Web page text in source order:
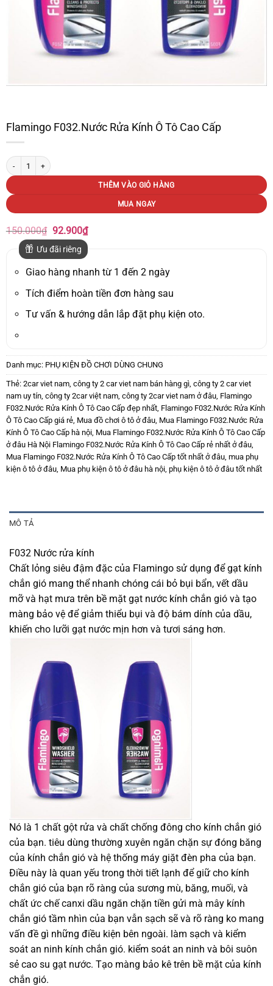
Flamingo F032.Nước Rửa Kính Ô Tô Cao Cấp
Flamingo F032.Nước Rửa Kính Ô Tô Cao Cấp số lượng
THÊM VÀO GIỎ HÀNG
MUA NGAY
150.000₫ Giá
gốc
là:
150.000₫.
92.900₫Giá
tại
92.900₫.
Ưu đãi riêng
Giao hàng nhanh từ 1 đến 2 ngày
Tích điểm hoàn tiền đơn hàng sau
Tư vấn & hướng dẫn lắp đặt phụ kiện oto.
Danh mục: PHỤ KIỆN ĐỒ CHƠI DÙNG CHUNG
Thẻ: 2car viet nam, công ty 2 car viet nam bán hàng gì, công ty 2 car viet
nam uy tín, công ty 2car việt nam, công ty 2car viet nam ở đâu, Flamingo
F032.Nước Rửa Kính Ô Tô Cao Cấp đẹp nhất, Flamingo F032.Nước Rửa Kính
Ô Tô Cao Cấp giá rẻ, Mua đồ chơi ô tô ở đâu, Mua Flamingo F032.Nước Rửa
Kính Ô Tô Cao Cấp hà nội, Mua Flamingo F032.Nước Rửa Kính Ô Tô Cao Cấp
ở đâu Hà Nội Flamingo F032.Nước Rửa Kính Ô Tô Cao Cấp rẻ nhất ở đâu,
Mua Flamingo F032.Nước Rửa Kính Ô Tô Cao Cấp tốt nhất ở đâu, mua phụ
kiện ô tô ở đâu, Mua phụ kiện ô tô ở đâu hà nội, phụ kiện ô tô ở đâu tốt nhất
MÔ TẢ
F032 Nước rửa kính
Chất lỏng siêu đậm đặc của Flamingo sử dụng để gạt kính
chắn gió mang thể nhanh chóng cái bỏ bụi bẩn, vết dầu
mỡ và hạt mưa trên bề mặt gạt nước kính chắn gió và tạo
màng bảo vệ để giảm thiểu bụi và độ bám dính của dầu,
khiến cho lưỡi gạt nước mịn hơn và tươi sáng hơn.
Nó là 1 chất gột rửa và chất chống đông cho kính chắn gió
của bạn. tiêu dùng thường xuyên ngăn chặn sự đóng băng
của kính chắn gió và hệ thống máy giặt đèn pha của bạn.
Điều này là quan yếu trong thời tiết lạnh để giữ cho kính
chắn gió của bạn rõ ràng của sương mù, băng, muối, và
chất ức chế canxi dầu ngăn chặn tiền gửi mà mây kính
chắn gió tầm nhìn của bạn vẫn sạch sẽ và rõ ràng ko mang
vấn đề gì những điều kiện bên ngoài. làm sạch và kiểm
soát an ninh kính chắn gió. kiểm soát an ninh và bôi suôn
sẻ cao su gạt nước. Tạo màng bảo kê trên bề mặt của kính
chắn gió.